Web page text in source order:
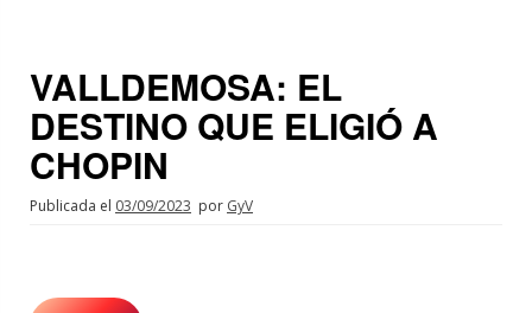
VALLDEMOSA: EL
DESTINO QUE ELIGIÓ A
CHOPIN
Publicada el 03/09/2023 por GyV